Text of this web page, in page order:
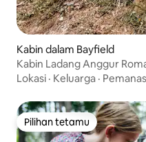
Kabin dalam Bayfield
Kabin Ladang Anggur
Terjun
Lokasi · Keluarga · Pemanas
Pilihan tetamu
Pilihan tetamu